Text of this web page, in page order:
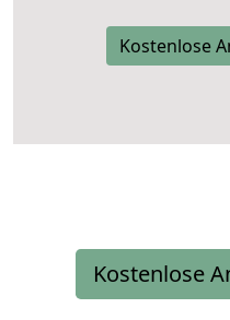
Kostenlose
Kostenlose